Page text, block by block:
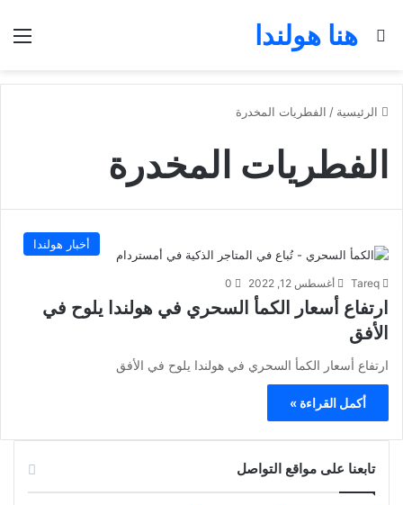
هنا هولندا
بحث عن
الرئيسية / الفطريات المخدرة
الفطريات المخدرة
أخبار هولندا
Tareq أغسطس 12, 2022 0
ارتفاع أسعار الكمأ السحري في هولندا يلوح في
الأفق
ارتفاع أسعار الكمأ السحري في هولندا يلوح في الأفق
أكمل القراءة »
تابعنا على مواقع التواصل